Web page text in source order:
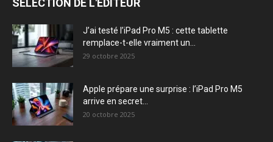
SÉLECTION DE L'EDITEUR
J’ai testé l’iPad Pro M5 : cette tablette
remplace-t-elle vraiment un...
29 octobre 2025
Apple prépare une surprise : l’iPad Pro M5
arrive en secret...
20 octobre 2025